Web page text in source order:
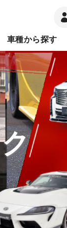
車種から探す